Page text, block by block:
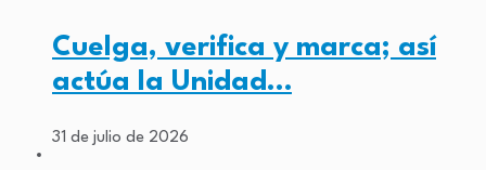
Cuelga, verifica y marca; así
actúa la Unidad…
31 de julio de 2026